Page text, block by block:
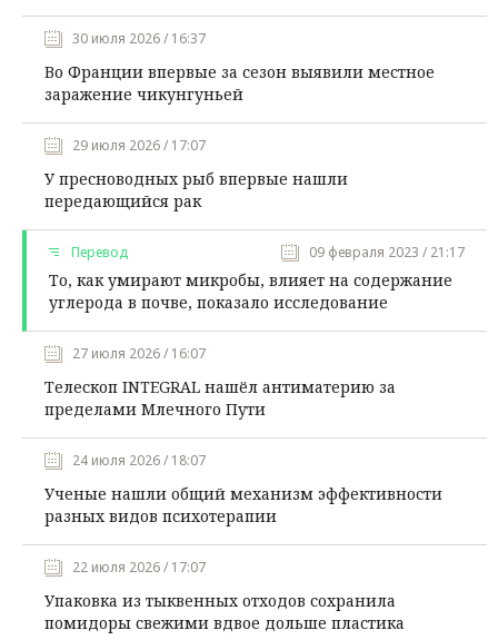
30 июля 2026 / 16:37
Во Франции впервые за сезон выявили местное
заражение чикунгуньей
29 июля 2026 / 17:07
У пресноводных рыб впервые нашли
передающийся рак
Перевод 09 февраля 2023 / 21:17
То, как умирают микробы, влияет на содержание
углерода в почве, показало исследование
27 июля 2026 / 16:07
Телескоп INTEGRAL нашёл антиматерию за
пределами Млечного Пути
24 июля 2026 / 18:07
Ученые нашли общий механизм эффективности
разных видов психотерапии
22 июля 2026 / 17:07
Упаковка из тыквенных отходов сохранила
помидоры свежими вдвое дольше пластика